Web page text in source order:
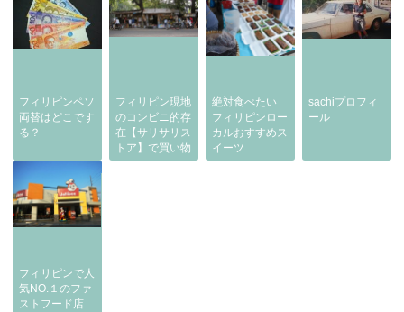
フィリピンペソ
両替はどこです
る？
フィリピン現地
のコンビニ的存
在【サリサリス
トア】で買い物
絶対食べたい
フィリピンロー
カルおすすめス
イーツ
sachiプロフィ
ール
フィリピンで人
気NO.１のファ
ストフード店